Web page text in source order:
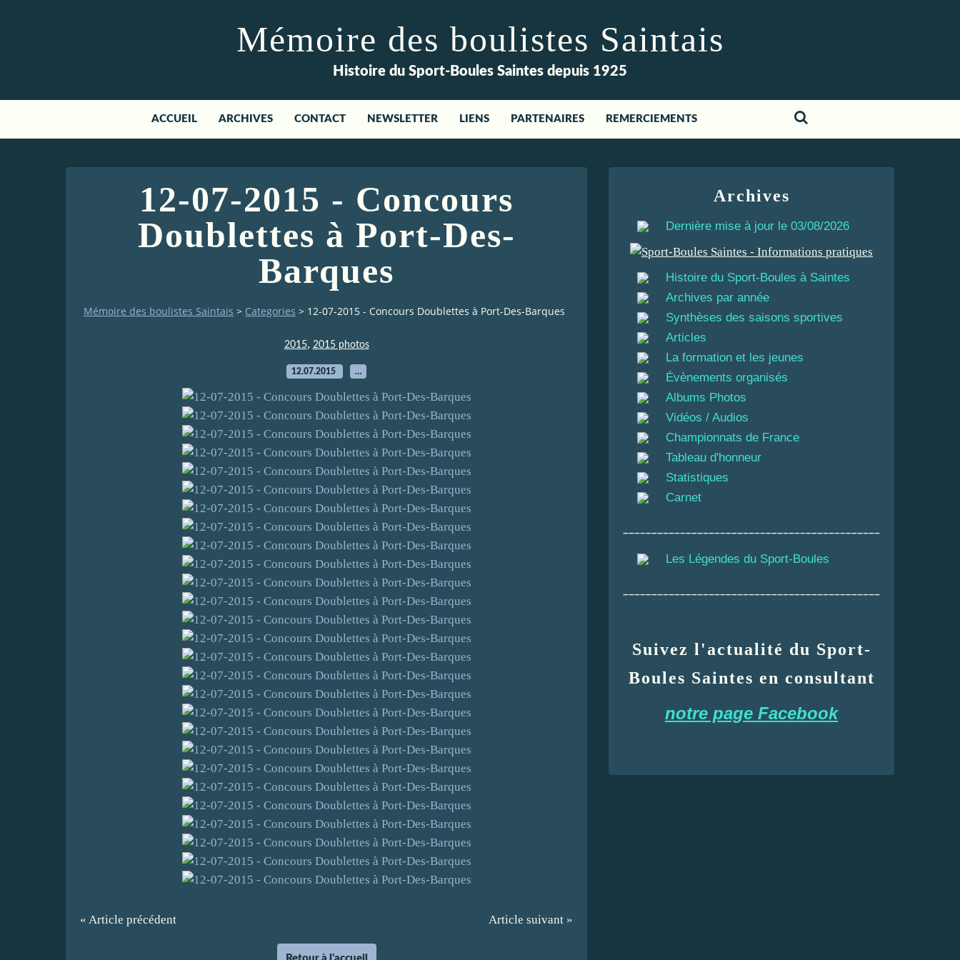
Mémoire des boulistes Saintais
Histoire du Sport-Boules Saintes depuis 1925
ACCUEIL ARCHIVES CONTACT NEWSLETTER LIENS PARTENAIRES REMERCIEMENTS
12-07-2015 - Concours
Doublettes à Port-Des-
Barques
Mémoire des boulistes Saintais > Categories > 12-07-2015 - Concours Doublettes à Port-Des-Barques
2015, 2015 photos
12.07.2015 …
« Article précédent Article suivant »
Archives
Dernière mise à jour le 03/08/2026
Histoire du Sport-Boules à Saintes
Archives par année
Synthèses des saisons sportives
Articles
La formation et les jeunes
Évènements organisés
Albums Photos
Vidéos / Audios
Championnats de France
Tableau d'honneur
Statistiques
Carnet
Les Légendes du Sport-Boules
Suivez l'actualité du Sport-
Boules Saintes en consultant
notre page Facebook